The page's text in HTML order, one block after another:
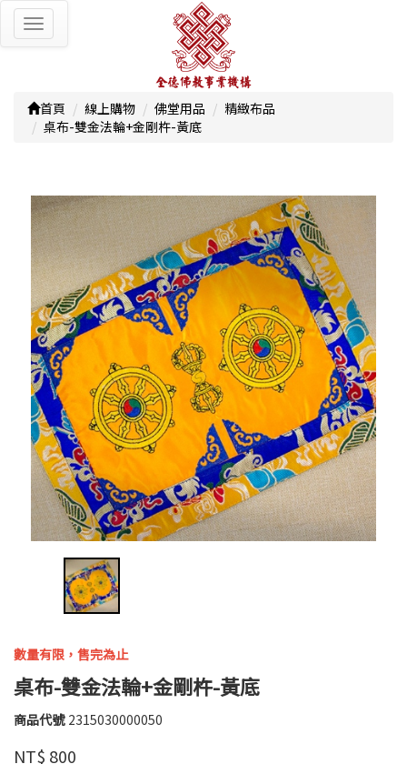
Toggle
navigation
首頁 線上購物 佛堂用品
精緻布品
桌布-雙金法輪+金剛杵-黃底
數量有限，售完為止
桌布-雙金法輪+金剛杵-黃底
商品代號 2315030000050
2315030000050
品牌
高
婉
NT$ 800